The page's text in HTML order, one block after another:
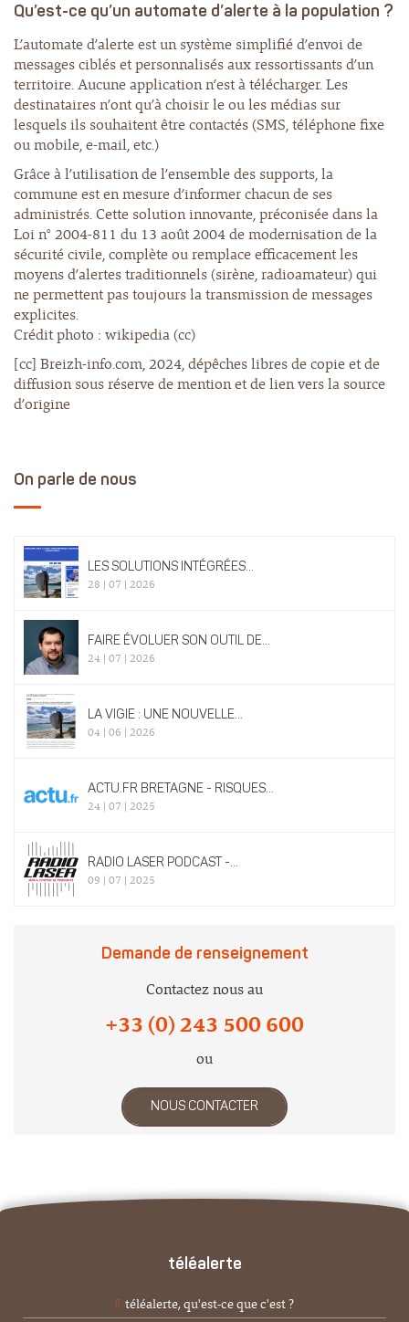
Qu’est-ce qu’un automate d’alerte à la population ?
L’automate d’alerte est un système simplifié d’envoi de
messages ciblés et personnalisés aux ressortissants d’un
territoire. Aucune application n’est à télécharger. Les
destinataires n’ont qu’à choisir le ou les médias sur
lesquels ils souhaitent être contactés (SMS, téléphone fixe
ou mobile, e-mail, etc.)
Grâce à l’utilisation de l’ensemble des supports, la
commune est en mesure d’informer chacun de ses
administrés. Cette solution innovante, préconisée dans la
Loi n° 2004-811 du 13 août 2004 de modernisation de la
sécurité civile, complète ou remplace efficacement les
moyens d’alertes traditionnels (sirène, radioamateur) qui
ne permettent pas toujours la transmission de messages
explicites.
Crédit photo : wikipedia (cc)
[cc] Breizh-info.com, 2024, dépêches libres de copie et de
diffusion sous réserve de mention et de lien vers la source
d’origine
On parle de nous
LES SOLUTIONS INTÉGRÉES...
28 | 07 | 2026
FAIRE ÉVOLUER SON OUTIL DE...
24 | 07 | 2026
LA VIGIE : UNE NOUVELLE...
04 | 06 | 2026
ACTU.FR BRETAGNE - RISQUES...
24 | 07 | 2025
RADIO LASER PODCAST -...
09 | 07 | 2025
Demande de renseignement
Contactez nous au
+33 (0) 243 500 600
ou
NOUS CONTACTER
téléalerte
téléalerte, qu'est-ce que c'est ?